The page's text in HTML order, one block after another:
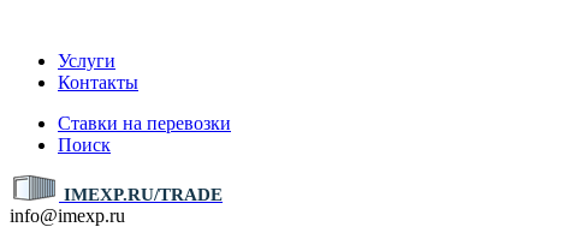
Услуги
Контакты
Ставки на перевозки
Поиск
IMEXP.RU/TRADE
info@imexp.ru